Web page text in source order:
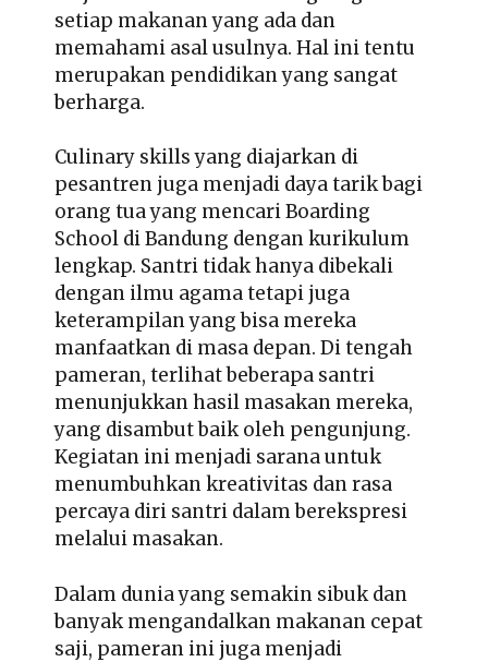
setiap makanan yang ada dan
memahami asal usulnya. Hal ini tentu
merupakan pendidikan yang sangat
berharga.
Culinary skills yang diajarkan di
pesantren juga menjadi daya tarik bagi
orang tua yang mencari Boarding
School di Bandung dengan kurikulum
lengkap. Santri tidak hanya dibekali
dengan ilmu agama tetapi juga
keterampilan yang bisa mereka
manfaatkan di masa depan. Di tengah
pameran, terlihat beberapa santri
menunjukkan hasil masakan mereka,
yang disambut baik oleh pengunjung.
Kegiatan ini menjadi sarana untuk
menumbuhkan kreativitas dan rasa
percaya diri santri dalam berekspresi
melalui masakan.
Dalam dunia yang semakin sibuk dan
banyak mengandalkan makanan cepat
saji, pameran ini juga menjadi